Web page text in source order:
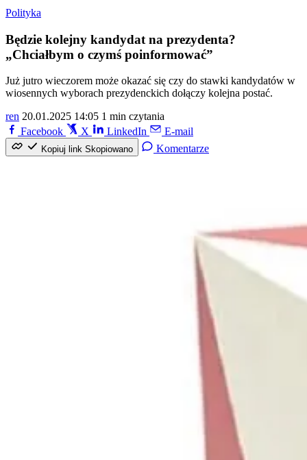
Polityka
Będzie kolejny kandydat na prezydenta?
„Chciałbym o czymś poinformować”
Już jutro wieczorem może okazać się czy do stawki kandydatów w
wiosennych wyborach prezydenckich dołączy kolejna postać.
ren 20.01.2025 14:05 1 min czytania
Facebook
X LinkedIn E-mail
Kopiuj link Skopiowano Komentarze